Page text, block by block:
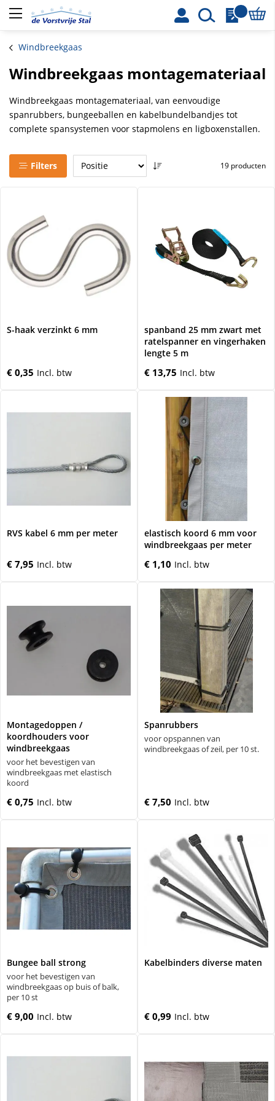
Windbreekgaas
Windbreekgaas montagemateriaal
Windbreekgaas montagemateriaal, van eenvoudige
spanrubbers, bungeeballen en kabelbundelbandjes tot
complete spansystemen voor stapmolens en ligboxenstallen.
Filters 19 producten
S-haak verzinkt 6 mm
€ 0,35
spanband 25 mm zwart met
ratelspanner en vingerhaken
lengte 5 m
€ 13,75
RVS kabel 6 mm per meter
€ 7,95
elastisch koord 6 mm voor
windbreekgaas per meter
€ 1,10
Montagedoppen /
koordhouders voor
windbreekgaas
voor het bevestigen van
windbreekgaas met elastisch
koord
€ 0,75
Spanrubbers
voor opspannen van
windbreekgaas of zeil, per 10 st.
€ 7,50
Bungee ball strong
voor het bevestigen van
windbreekgaas op buis of balk,
per 10 st
€ 9,00
Kabelbinders diverse maten
€ 0,99